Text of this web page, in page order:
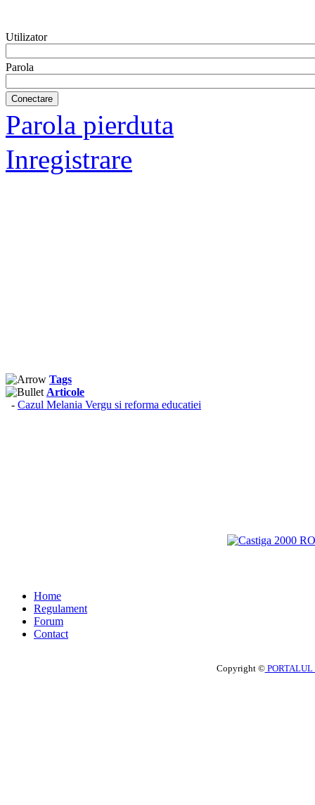
Utilizator
Parola
Parola pierduta
Inregistrare
Tags
Articole
- Cazul Melania Vergu si reforma educatiei
Home
Regulament
Forum
Contact
Copyright ©PORTALUL